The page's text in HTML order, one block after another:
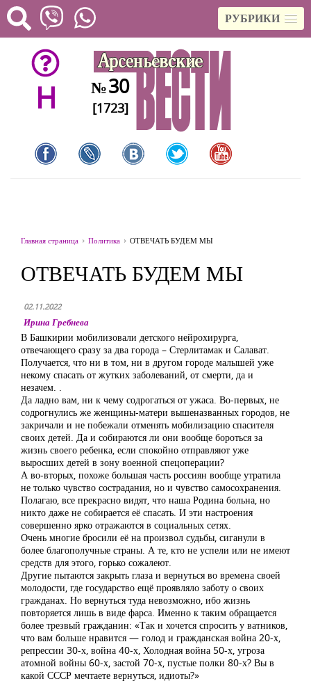
РУБРИКИ
H №30
[1723]
Главная страница Политика ОТВЕЧАТЬ БУДЕМ МЫ
ОТВЕЧАТЬ БУДЕМ МЫ
02.11.2022
Ирина Гребнева
В Башкирии мобилизовали детского нейрохирурга,
отвечающего сразу за два города – Стерлитамак и Салават.
Получается, что ни в том, ни в другом городе малышей уже
некому спасать от жутких заболеваний, от смерти, да и
незачем. .
Да ладно вам, ни к чему содрогаться от ужаса. Во-первых, не
содрогнулись же женщины-матери вышеназванных городов, не
закричали и не побежали отменять мобилизацию спасителя
своих детей. Да и собираются ли они вообще бороться за
жизнь своего ребенка, если спокойно отправляют уже
выросших детей в зону военной спецоперации?
А во-вторых, похоже большая часть россиян вообще утратила
не только чувство сострадания, но и чувство самосохранения.
Полагаю, все прекрасно видят, что наша Родина больна, но
никто даже не собирается её спасать. И эти настроения
совершенно ярко отражаются в социальных сетях.
Очень многие бросили её на произвол судьбы, сиганули в
более благополучные страны. А те, кто не успели или не имеют
средств для этого, горько сожалеют.
Другие пытаются закрыть глаза и вернуться во времена своей
молодости, где государство ещё проявляло заботу о своих
гражданах. Но вернуться туда невозможно, ибо жизнь
повторяется лишь в виде фарса. Именно к таким обращается
более трезвый гражданин: «Так и хочется спросить у ватников,
что вам больше нравится — голод и гражданская война 20-х,
репрессии 30-х, война 40-х, Холодная война 50-х, угроза
атомной войны 60-х, застой 70-х, пустые полки 80-х? Вы в
какой СССР мечтаете вернуться, идиоты?»